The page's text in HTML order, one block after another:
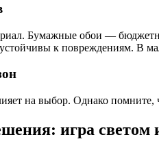
Бумажные обои —
к повреждениям. В
на выбор. Однако помните,
игра светом